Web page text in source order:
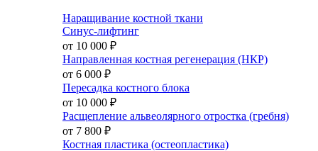
Наращивание костной ткани
Синус-лифтинг
от 10 000 ₽
Направленная костная регенерация (НКР)
от 6 000 ₽
Пересадка костного блока
от 10 000 ₽
Расщепление альвеолярного отростка (гребня)
от 7 800 ₽
Костная пластика (остеопластика)